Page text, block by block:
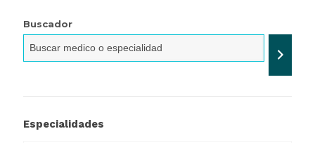
Buscador
Especialidades